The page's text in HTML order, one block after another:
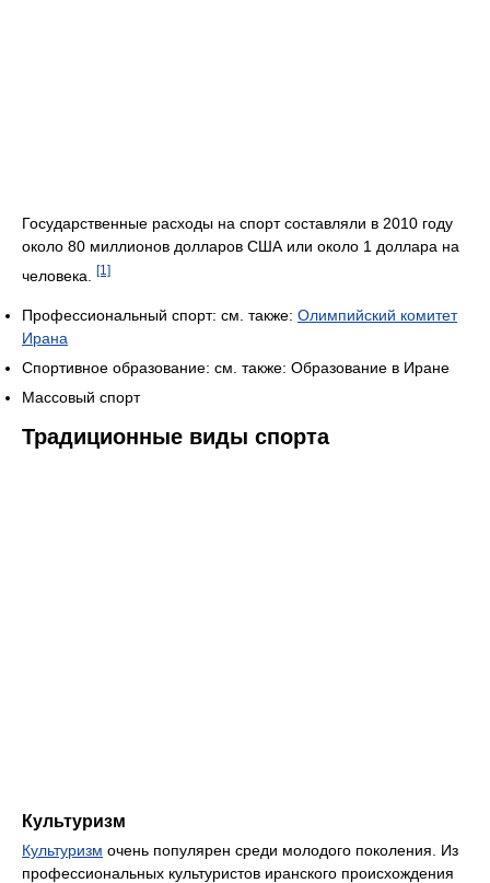
Государственные расходы на спорт составляли в 2010 году
около 80 миллионов долларов США или около 1 доллара на
человека.
[1]
Профессиональный спорт: см. также: Олимпийский комитет
Ирана
Спортивное образование: см. также: Образование в Иране
Массовый спорт
Традиционные виды спорта
Культуризм
Культуризм очень популярен среди молодого поколения. Из
профессиональных культуристов иранского происхождения